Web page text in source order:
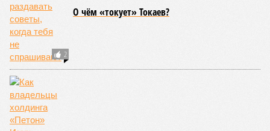
2
О чём «токует» Токаев?